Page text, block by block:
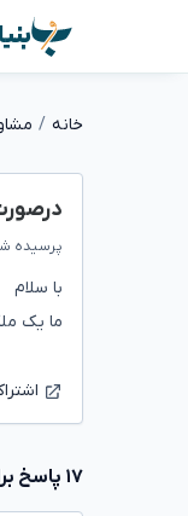
خانه
پرسیده
با سلام
ما یک
۱۷ پاسخ برای این سوال ثبت شده